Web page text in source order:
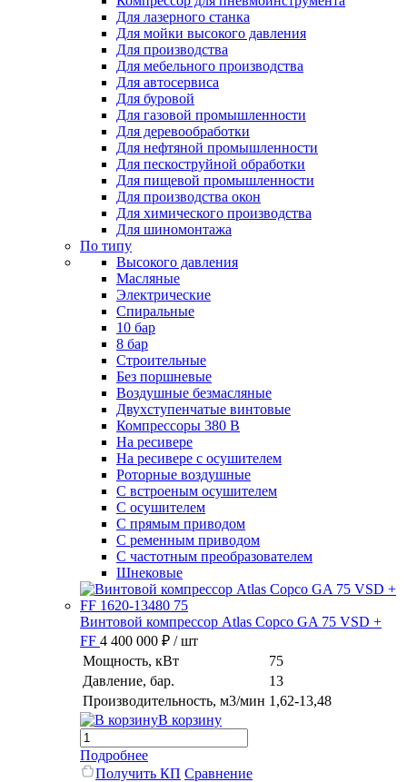
Для лазерного станка
Для мойки высокого давления
Для производства
Для мебельного производства
Для автосервиса
Для буровой
Для газовой промышленности
Для деревообработки
Для нефтяной промышленности
Для пескоструйной обработки
Для пищевой промышленности
Для производства окон
Для химического производства
Для шиномонтажа
По типу
Высокого давления
Масляные
Электрические
Спиральные
10 бар
8 бар
Cтроительные
Без поршневые
Воздушные безмасляные
Двухступенчатые винтовые
Компрессоры 380 В
На ресивере
На ресивере с осушителем
Роторные воздушные
С встроеным осушителем
С осушителем
С прямым приводом
С ременным приводом
С частотным преобразователем
Шнековые
Винтовой компрессор Atlas Copco GA 75 VSD +
FF 4 400 000 ₽ / шт
Мощность, кВт
75
Давление, бар.
13
Производительность, м3/мин 1,62-13,48
В корзину
Подробнее
Получить КП Сравнение